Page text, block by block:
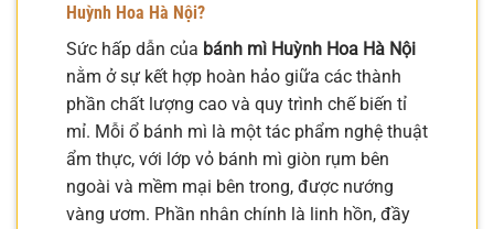
Huỳnh Hoa Hà Nội?
Sức hấp dẫn của bánh mì Huỳnh Hoa Hà Nội
nằm ở sự kết hợp hoàn hảo giữa các thành
phần chất lượng cao và quy trình chế biến tỉ
mỉ. Mỗi ổ bánh mì là một tác phẩm nghệ thuật
ẩm thực, với lớp vỏ bánh mì giòn rụm bên
ngoài và mềm mại bên trong, được nướng
vàng ươm. Phần nhân chính là linh hồn, đầy